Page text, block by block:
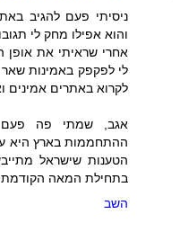
ניסיתי פעם להגיב
והוא אפילו מחק לי
אחרי שראיתי את אופן
לי לפקפק באמינות
לקרוא באתרים אמינים
אגב, שמתי פה פעם
ההתחממות בארץ היא
הטענות שישראל
בתחילת המאה הקודמת.
השב